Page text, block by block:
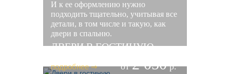
И к ее оформлению нужно
подходить тщательно, учитывая все
детали, в том числе и такую, как
двери в спальню.
ДВЕРИ В ГОСТИНУЮ
подробнее ⇒ от2 050р.